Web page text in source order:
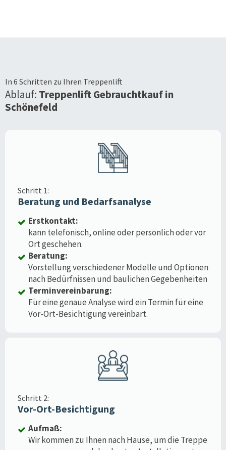
In 6 Schritten zu Ihren Treppenlift
Ablauf: Treppenlift Gebrauchtkauf in
Schönefeld
Schritt 1:
Beratung und Bedarfsanalyse
Erstkontakt:
kann telefonisch, online oder persönlich oder vor
Ort geschehen.
Beratung:
Vorstellung verschiedener Modelle und Optionen
nach Bedürfnissen und baulichen Gegebenheiten
Terminvereinbarung:
Für eine genaue Analyse wird ein Termin für eine
Vor-Ort-Besichtigung vereinbart.
Schritt 2:
Vor-Ort-Besichtigung
Aufmaß:
Wir kommen zu Ihnen nach Hause, um die Treppe